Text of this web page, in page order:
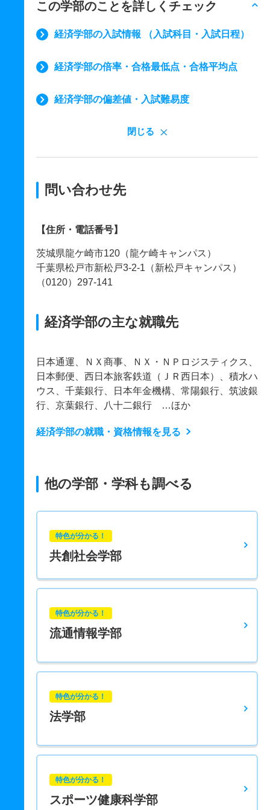
この学部のことを詳しくチェック
経済学部の入試情報 （入試科目・入試日程）
経済学部の倍率・合格最低点・合格平均点
経済学部の偏差値・入試難易度
閉じる
問い合わせ先
【住所・電話番号】
茨城県龍ケ崎市120（龍ケ崎キャンパス）
千葉県松戸市新松戸3-2-1（新松戸キャンパス）
（0120）297-141
経済学部の主な就職先
日本通運、ＮＸ商事、ＮＸ・ＮＰロジスティクス、
日本郵便、西日本旅客鉄道（ＪＲ西日本）、積水ハ
ウス、千葉銀行、日本年金機構、常陽銀行、筑波銀
行、京葉銀行、八十二銀行 …ほか
経済学部の就職・資格情報を見る
他の学部・学科も調べる
特色が分かる！
共創社会学部
特色が分かる！
流通情報学部
特色が分かる！
法学部
特色が分かる！
スポーツ健康科学部